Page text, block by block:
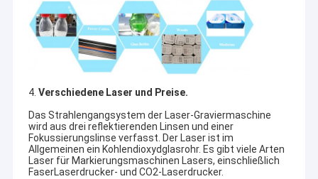
4. Verschiedene Laser und Preise.
Das Strahlengangsystem der Laser-Graviermaschine
wird aus drei reflektierenden Linsen und einer
Fokussierungslinse verfasst. Der Laser ist im
Allgemeinen ein Kohlendioxydglasrohr. Es gibt viele Arten
Laser für Markierungsmaschinen Lasers, einschließlich
FaserLaserdrucker- und CO2-Laserdrucker.